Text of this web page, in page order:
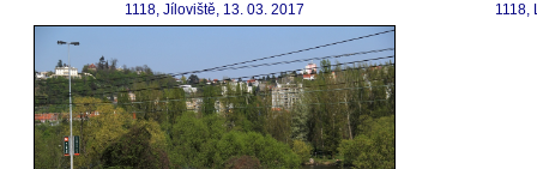
1118, Jíloviště, 13. 03. 2017 1118,